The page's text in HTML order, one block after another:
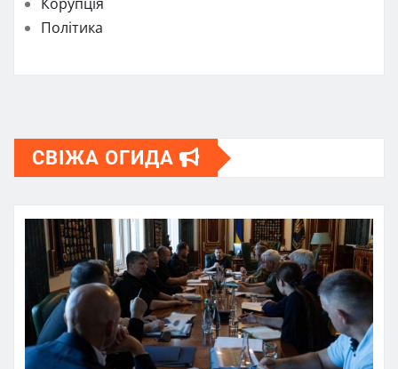
Політика
СВІЖА ОГИДА